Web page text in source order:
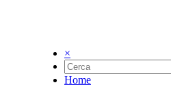
×
Home